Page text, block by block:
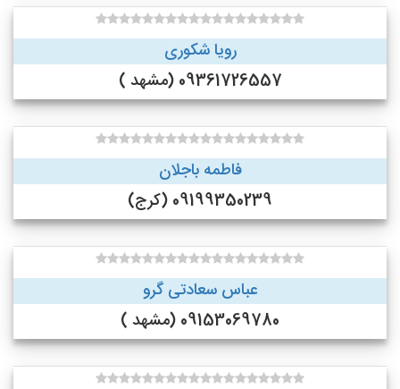
رویا شکوری
09361726557 (مشهد )
فاطمه باجلان
09199350239 (کرج)
عباس سعادتی گرو
09153069780 (مشهد )